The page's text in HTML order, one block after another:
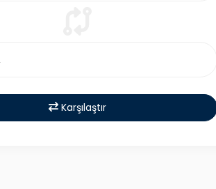
Karşılaştır